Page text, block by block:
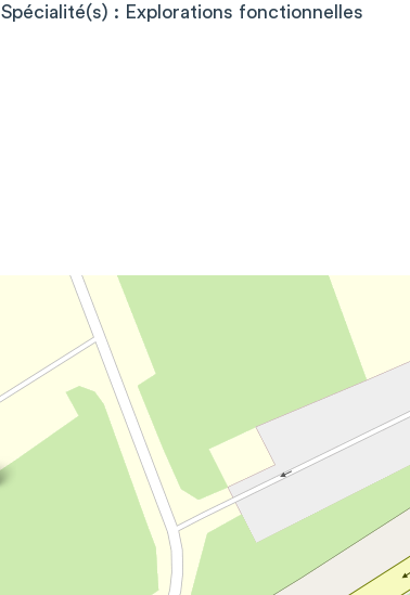
Spécialité(s) : Explorations fonctionnelles